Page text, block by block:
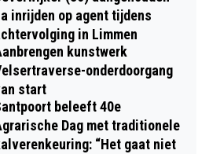
inrijden op agent tijdens
in Limmen
kunstwerk
onderdoorgang
start
beleeft 40e
Dag met traditionele
“Het gaat niet